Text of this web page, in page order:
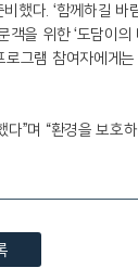
다. ‘함께하길
을 위한 ‘도담이
그램 참여자에게
”며 “환경을 보